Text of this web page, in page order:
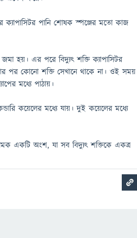
পানি শোষক স্পঞ্জের মতো কাজ
জমা হয়। এর পরে বিদ্যুৎ শক্তি ক্যাপাসিটর
পর কোনো শক্তি সেখানে থাকে না। ওই সময়
মধ্যে পাঠায়।
কয়েলের মধ্যে যায়। দুই কয়েলের মধ্যে
একটি অংশ, যা সব বিদ্যুৎ শক্তিকে একত্র